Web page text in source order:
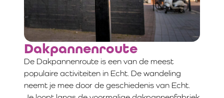
Dakpannenroute
De Dakpannenroute is een van de meest
populaire activiteiten in Echt. De wandeling
neemt je mee door de geschiedenis van Echt.